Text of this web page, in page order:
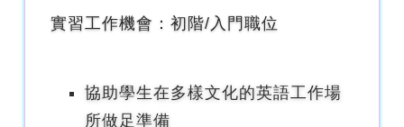
實習工作機會：初階/入門職位
協助學生在多樣文化的英語工作場
所做足準備